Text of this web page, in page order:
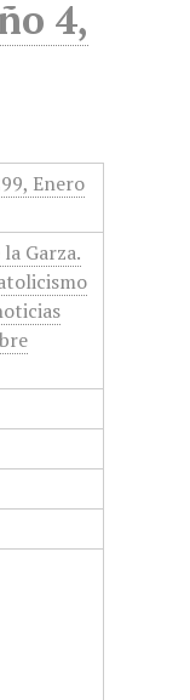
4,
Enero
Garza.